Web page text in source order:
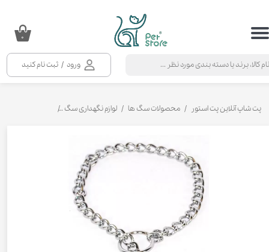
ورود / ثبت نام کنید
حساب کاربری من
خروج از حساب کاربری
۰
پت شاپ آنلاین پت استور محصولات سگ ها لوازم نگهداری سگ